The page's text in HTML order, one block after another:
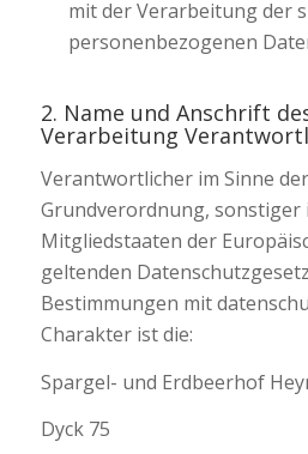
mit der Verarbeitung der
personenbezogenen
2. Name und Anschrift
Verarbeitung
Verantwortlicher im Sinne
Grundverordnung, sonstiger
Mitgliedstaaten der
geltenden
Bestimmungen mit
Charakter ist die:
Spargel- und Erdbeerhof
Dyck 75